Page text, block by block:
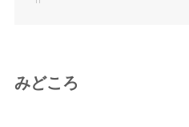
みどころ